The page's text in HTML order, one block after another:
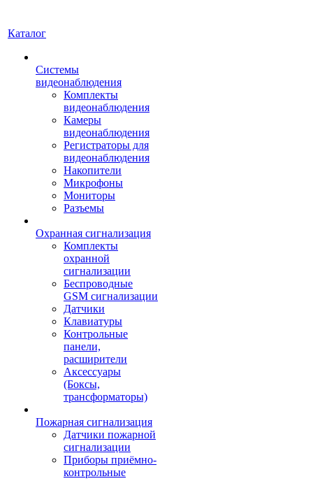
Каталог
Системы
видеонаблюдения
Комплекты
видеонаблюдения
Камеры
видеонаблюдения
Регистраторы для
видеонаблюдения
Накопители
Микрофоны
Мониторы
Разъемы
Охранная сигнализация
Комплекты
охранной
сигнализации
Беспроводные
GSM сигнализации
Датчики
Клавиатуры
Контрольные
панели,
расширители
Аксессуары
(Боксы,
трансформаторы)
Пожарная сигнализация
Датчики пожарной
сигнализации
Приборы приёмно-
контрольные